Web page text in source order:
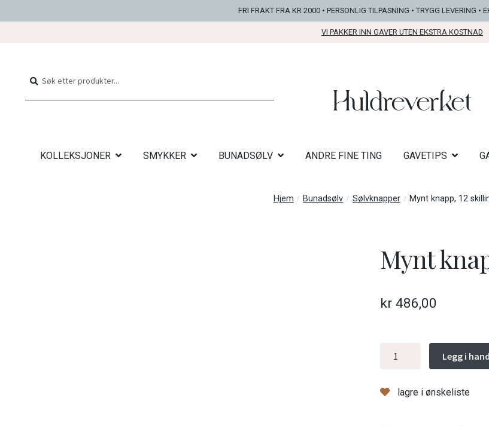
FRI FRAKT FRA KR 2000 • PERSONLIG TILPASNING • TRYGG LEVERING •
VI PAKKER INN GAVER UTEN EKSTRA KOSTNAD
navigasjon
Søk
Søk
KOLLEKSJONER SMYKKER BUNADSØLV ANDRE FINE TING GAVETIPS
Hjem Bunadsølv Sølvknapper Mynt knapp, 12
Mynt
kr486,00
skilling
Legg i
lagre i ønskeliste